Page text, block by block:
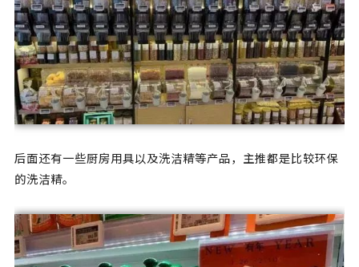
后面还有一些厨房用具以及洗洁精等产品，主推都是比较环保
的洗洁精。